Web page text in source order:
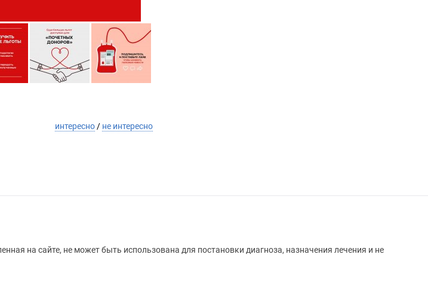
интересно / не интересно
на сайте, не может быть использована для постановки диагноза, назначения лечения и не